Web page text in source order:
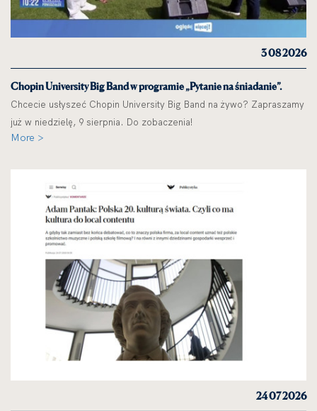
3 08 2026
Chopin University Big Band w programie „Pytanie na śniadanie”.
Chcecie usłyszeć Chopin University Big Band na żywo? Zapraszamy
już w niedzielę, 9 sierpnia. Do zobaczenia!
More >
24 07 2026